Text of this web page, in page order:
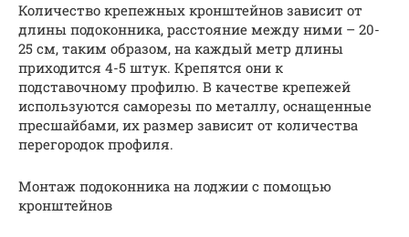
Количество крепежных кронштейнов зависит от
длины подоконника, расстояние между ними – 20-
25 см, таким образом, на каждый метр длины
приходится 4-5 штук. Крепятся они к
подставочному профилю. В качестве крепежей
используются саморезы по металлу, оснащенные
пресшайбами, их размер зависит от количества
перегородок профиля.
Монтаж подоконника на лоджии с помощью
кронштейнов